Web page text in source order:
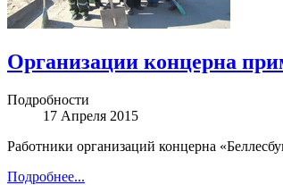
Организации концерна
Подробности
17 Апреля 2015
Работники организаций концерна
Подробнее...